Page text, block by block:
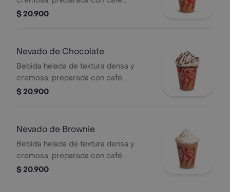
espresso, arequipe, mezcla láctea,
$ 20.900
Nevado de Chocolate
Bebida helada de textura densa y
cremosa, preparada con café
espresso, chocolate, mezcla láctea,
$ 20.900
Nevado de Brownie
Bebida helada de textura densa y
cremosa, preparada con café
espresso, brownie triturado, mezcla
$ 20.900